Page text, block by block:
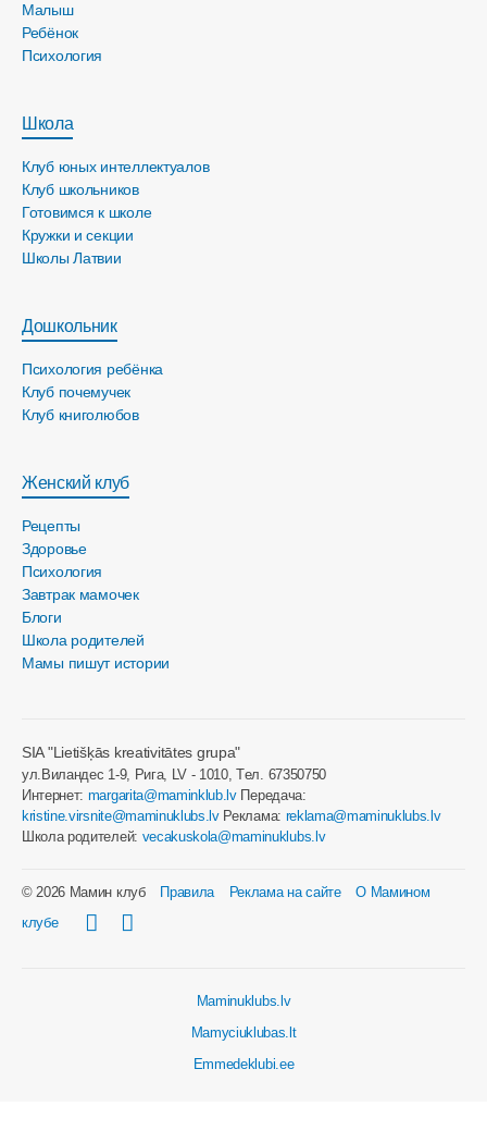
Малыш
Ребёнок
Психология
Школа
Клуб юных интеллектуалов
Клуб школьников
Готовимся к школе
Кружки и секции
Школы Латвии
Дошкольник
Психология ребёнка
Клуб почемучек
Клуб книголюбов
Женский клуб
Рецепты
Здоровье
Психология
Завтрак мамочек
Блоги
Школа родителей
Мамы пишут истории
SIA "Lietišķās kreativitātes grupa"
ул.Виландес 1-9, Рига, LV - 1010, Tел. 67350750
Интернет: margarita@maminklub.lvПередача:
kristine.virsnite@maminuklubs.lvРеклама: reklama@maminuklubs.lv
Школа родителей: vecakuskola@maminuklubs.lv
© 2026 Мамин клуб Правила Реклама на сайте
О Мамином
клубе
Maminuklubs.lv
Mamyciuklubas.lt
Emmedeklubi.ee